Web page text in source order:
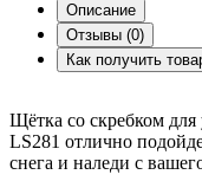
Описание
Отзывы (0)
Как получить
Щётка со скребком для
LS281 отлично
снега и наледи с